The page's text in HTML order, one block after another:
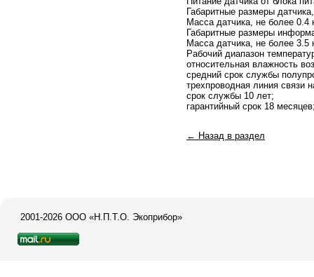
Габаритные размеры
Масса датчика, не более 0.4
Габаритные размеры
Масса датчика, не более 3.5
Рабочий диапазон
относительная влажность
средний срок службы
трехпроводная линия связи
срок службы 10 лет;
гарантийный срок 18
← Назад в раздел
2001-2026 ООО «Н.П.Т.О. Экоприбор»